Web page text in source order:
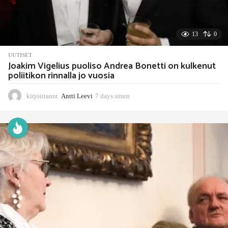
13 0
UUTISET
Joakim Vigelius puoliso Andrea Bonetti on kulkenut
poliitikon rinnalla jo vuosia
kirjoittanut Antti Leevi 7 days sitten
y
i
t
t
e